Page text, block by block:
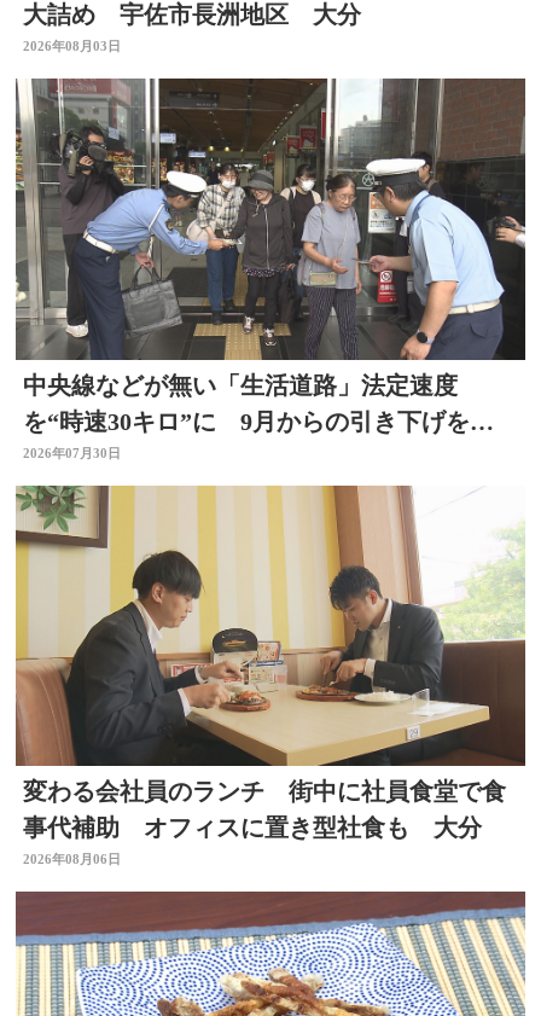
大詰め 宇佐市長洲地区 大分
2026年08月03日
中央線などが無い「生活道路」法定速度
を“時速30キロ”に 9月からの引き下げを前
に警察官が街頭啓発
2026年07月30日
変わる会社員のランチ 街中に社員食堂で食
事代補助 オフィスに置き型社食も 大分
2026年08月06日